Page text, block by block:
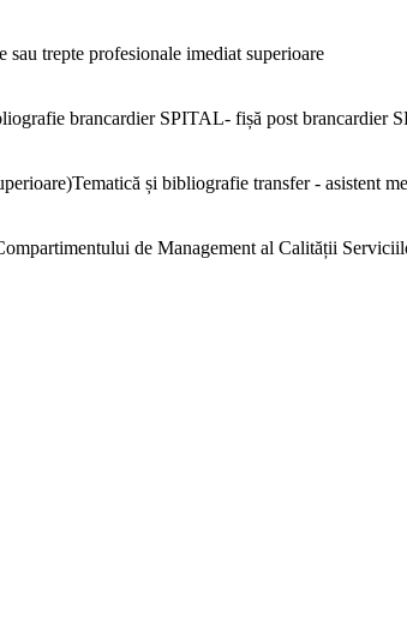
trepte profesionale imediat superioare
brancardier SPITAL- fișă post brancardier
și bibliografie transfer - asistent
de Management al Calității